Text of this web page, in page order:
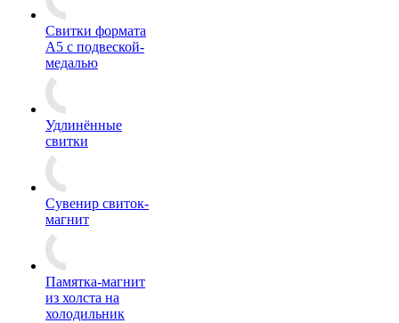
Свитки формата
А5 с подвеской-
медалью
Удлинённые
свитки
Сувенир свиток-
магнит
Памятка-магнит
из холста на
холодильник